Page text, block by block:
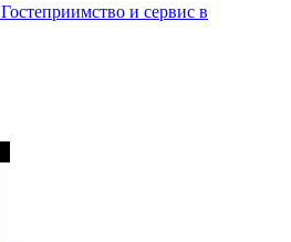
Гостеприимство и сервис в